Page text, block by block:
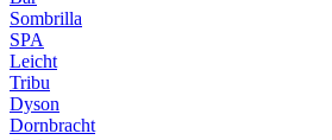
Sombrilla
SPA
Leicht
Tribu
Dyson
Dornbracht